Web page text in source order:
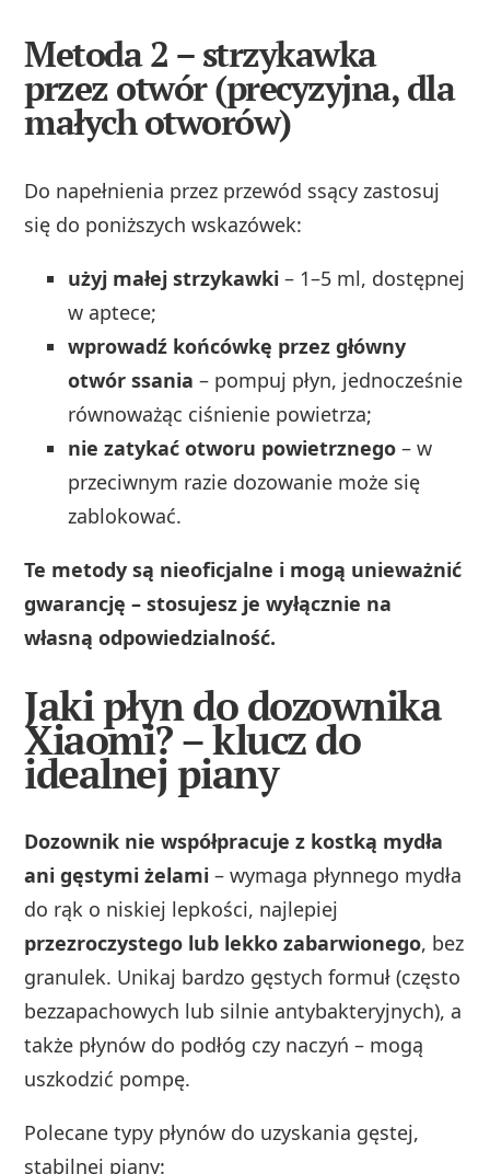
Metoda 2 – strzykawka
przez otwór (precyzyjna, dla
małych otworów)
Do napełnienia przez przewód ssący zastosuj
się do poniższych wskazówek:
użyj małej strzykawki – 1–5 ml, dostępnej
w aptece;
wprowadź końcówkę przez główny
otwór ssania – pompuj płyn, jednocześnie
równoważąc ciśnienie powietrza;
nie zatykać otworu powietrznego – w
przeciwnym razie dozowanie może się
zablokować.
Te metody są nieoficjalne i mogą unieważnić
gwarancję – stosujesz je wyłącznie na
własną odpowiedzialność.
Jaki płyn do dozownika
Xiaomi? – klucz do
idealnej piany
Dozownik nie współpracuje z kostką mydła
ani gęstymi żelami – wymaga płynnego mydła
do rąk o niskiej lepkości, najlepiej
przezroczystego lub lekko zabarwionego, bez
granulek. Unikaj bardzo gęstych formuł (często
bezzapachowych lub silnie antybakteryjnych), a
także płynów do podłóg czy naczyń – mogą
uszkodzić pompę.
Polecane typy płynów do uzyskania gęstej,
stabilnej piany: